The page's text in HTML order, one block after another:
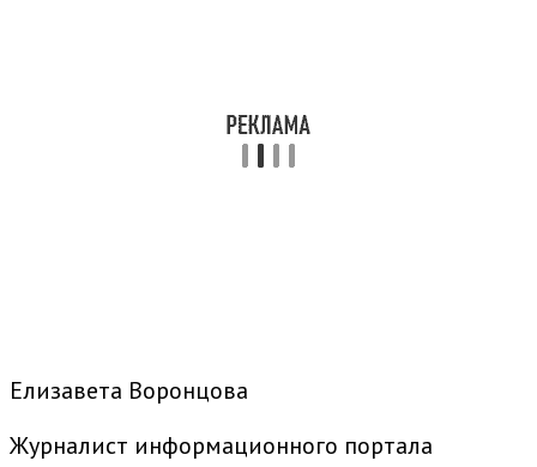
Елизавета Воронцова
Журналист информационного портала